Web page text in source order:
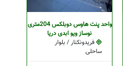
واحد پنت هاوس دوبلکس 204متری
نوساز ویو ابدی دریا
فریدونکنار / بلوار
ساحلی